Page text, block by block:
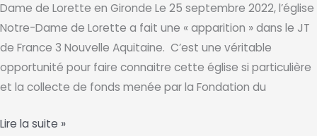
Dame de Lorette en Gironde Le 25 septembre 2022, l’église
Notre-Dame de Lorette a fait une « apparition » dans le JT
de France 3 Nouvelle Aquitaine. C’est une véritable
opportunité pour faire connaitre cette église si particulière
et la collecte de fonds menée par la Fondation du
Reportage
Lire la suite »